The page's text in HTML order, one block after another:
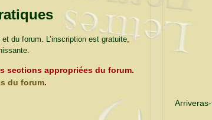
du forum. L’inscription est gratuite,
sections appropriées du forum.
du forum.